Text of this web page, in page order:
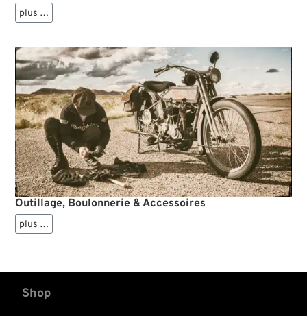
plus …
Outillage, Boulonnerie & Accessoires
plus …
Shop